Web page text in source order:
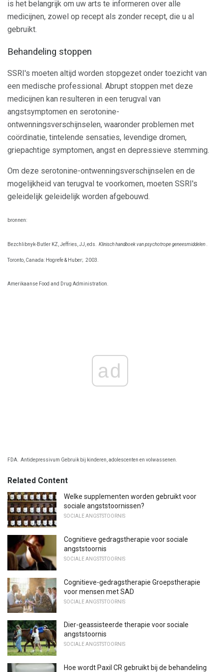
is het belangrijk om uw arts te informeren over alle
medicijnen, zowel op recept als zonder recept, die u al
gebruikt.
Behandeling stoppen
SSRI's moeten altijd worden stopgezet onder toezicht van
een medische professional. Abrupt stoppen met deze
medicijnen kan resulteren in een terugval van
angstsymptomen en serotonine-
ontwenningsverschijnselen, waaronder problemen met
coördinatie, tintelende sensaties, levendige dromen,
griepachtige symptomen, angst en depressieve stemming.
Om deze serotonine-ontwenningsverschijnselen en de
mogelijkheid van terugval te voorkomen, moeten SSRI's
geleidelijk geleidelijk worden afgebouwd.
bronnen:
Bezchlibnyk-Butler KZ, Jeffries, JJ, eds. Klinisch handboek van psychotrope geneesmiddelen
Toronto, Canada: Hogrefe & Huber; 2003.
Amerikaanse Food and Drug Administration.
ad
FDA. Antidepressivum Gebruik bij kinderen, adolescenten en volwassenen.
Related Content
Welke supplementen worden gebruikt voor
sociale angststoornissen?
SOCIALE ANGSTSTOORNIS
Cognitieve gedragstherapie voor sociale
angststoornis
SOCIALE ANGSTSTOORNIS
Cognitieve-gedragstherapie Groepstherapie
voor mensen met SAD
SOCIALE ANGSTSTOORNIS
Dier-geassisteerde therapie voor sociale
angststoornis
SOCIALE ANGSTSTOORNIS
Hoe wordt Paxil CR gebruikt bij de behandeling